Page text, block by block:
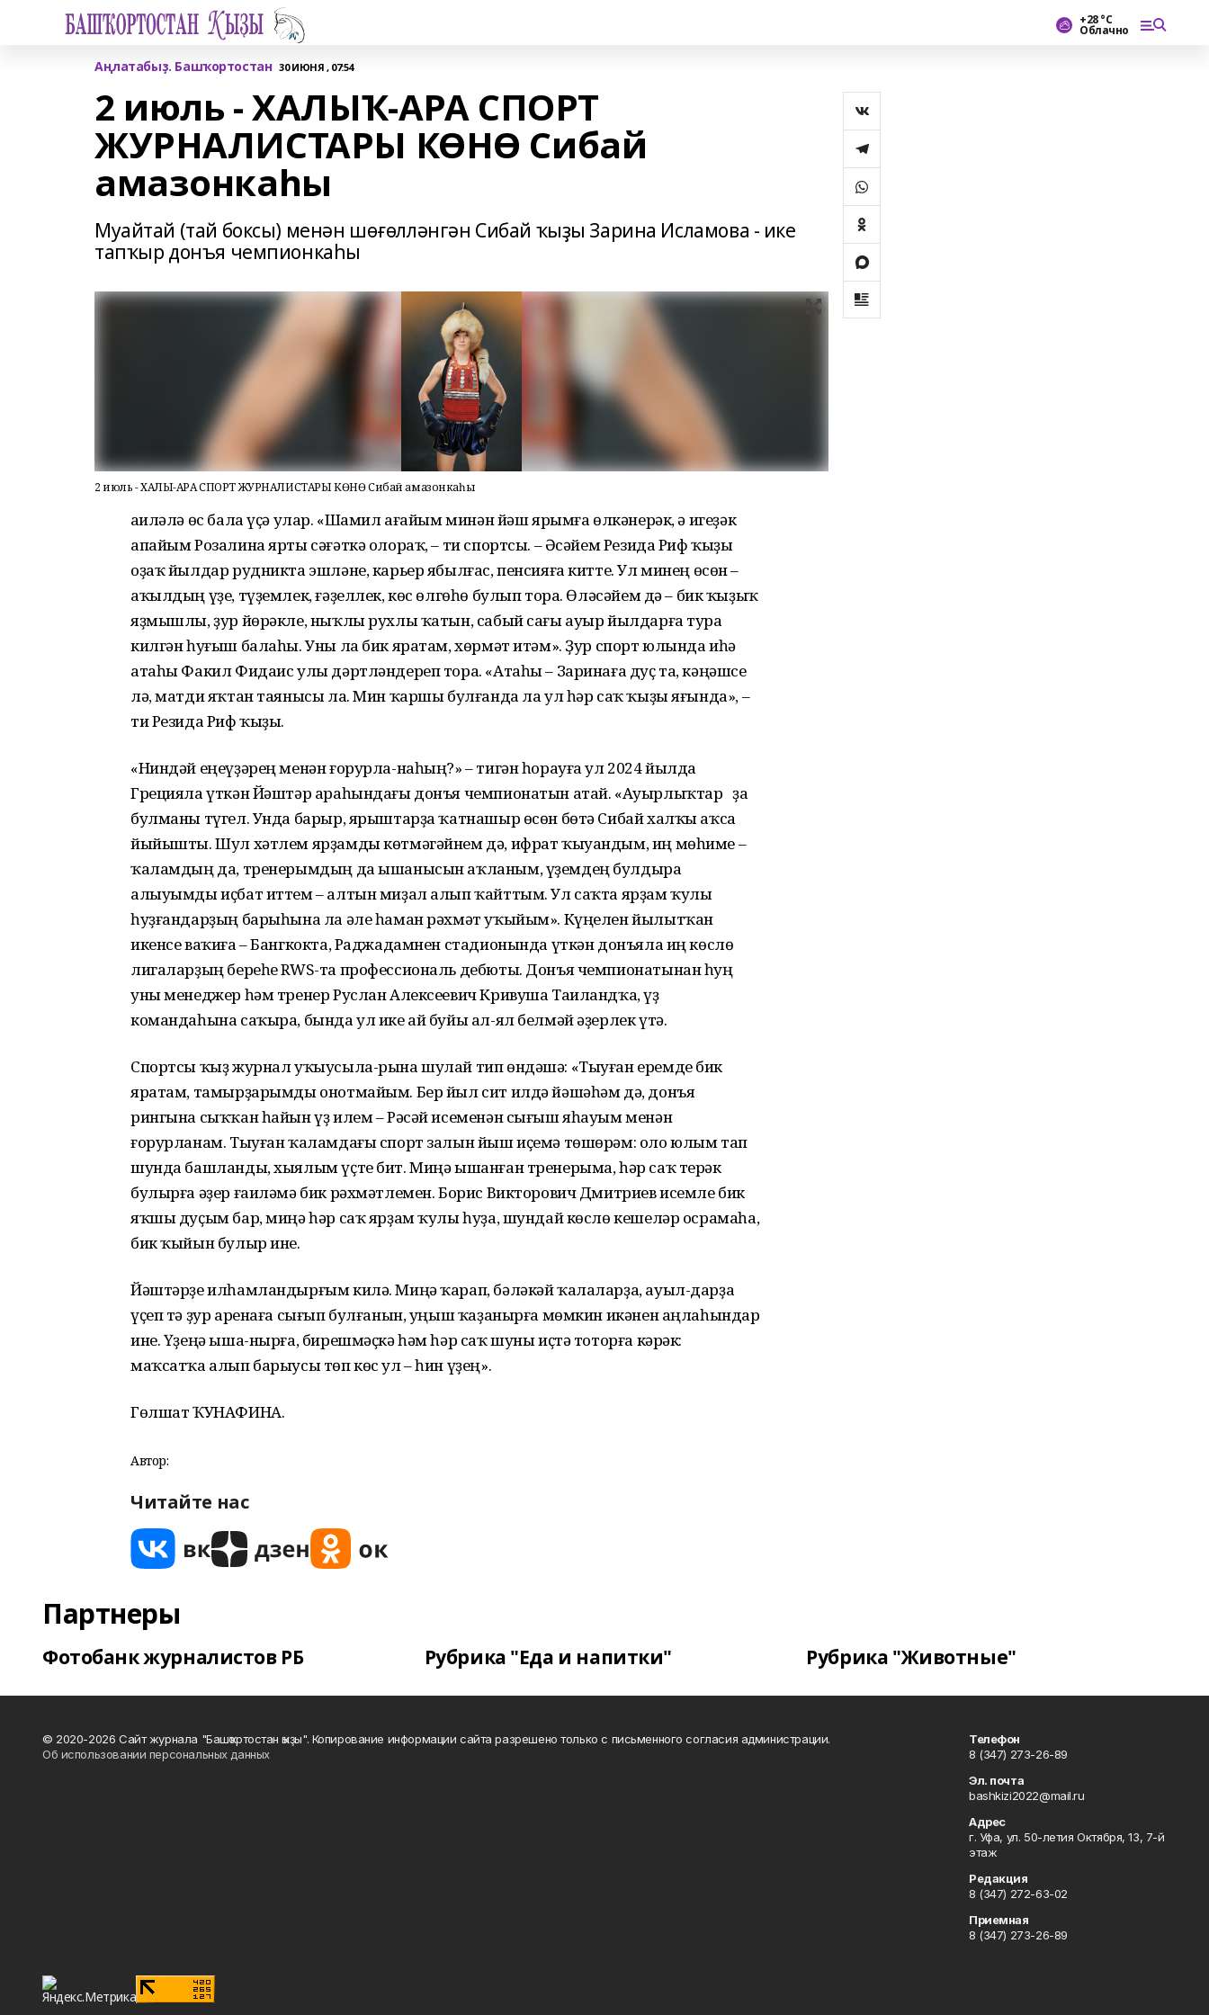
+28 °С
Облачно
Аңлатабыҙ. Башҡортостан 30 ИЮНЯ , 07:54
2 июль - ХАЛЫҠ-АРА СПОРТ
ЖУРНАЛИСТАРЫ КӨНӨ Сибай
амазонкаһы
Муайтай (тай боксы) менән шөғөлләнгән Сибай ҡыҙы Зарина Исламова - ике
тапҡыр донъя чемпионкаһы
2 июль - ХАЛЫҠ-АРА СПОРТ ЖУРНАЛИСТАРЫ КӨНӨ Сибай амазонкаһы
Ғаиләлә өс бала үҫә улар. «Шамил ағайым минән йәш ярымға өлкәнерәк, ә игеҙәк
апайым Розалина ярты сәғәткә олораҡ, – ти спортсы. – Әсәйем Резида Риф ҡыҙы
оҙаҡ йылдар рудникта эшләне, карьер ябылғас, пенсияға китте. Ул минең өсөн –
аҡылдың үҙе, түҙемлек, ғәҙеллек, көс өлгөһө булып тора. Өләсәйем дә – бик ҡыҙыҡ
яҙмышлы, ҙур йөрәкле, ныҡлы рухлы ҡатын, сабый сағы ауыр йылдарға тура
килгән һуғыш балаһы. Уны ла бик яратам, хөрмәт итәм». Ҙур спорт юлында иһә
атаһы Факил Фидаис улы дәртләндереп тора. «Атаһы – Заринаға дуҫ та, кәңәшсе
лә, матди яҡтан таянысы ла. Мин ҡаршы булғанда ла ул һәр саҡ ҡыҙы яғында», –
ти Резида Риф ҡыҙы.
«Ниндәй еңеүҙәрең менән ғорурла-наһың?» – тигән һорауға ул 2024 йылда
Грецияла үткән Йәштәр араһындағы донъя чемпионатын атай. «Ауырлыҡтар ҙа
булманы түгел. Унда барыр, ярыштарҙа ҡатнашыр өсөн бөтә Сибай халҡы аҡса
йыйышты. Шул хәтлем ярҙамды көтмәгәйнем дә, ифрат ҡыуандым, иң мөһиме –
ҡаламдың да, тренерымдың да ышанысын аҡланым, үҙемдең булдыра
алыуымды иҫбат иттем – алтын миҙал алып ҡайттым. Ул саҡта ярҙам ҡулы
һуҙғандарҙың барыһына ла әле һаман рәхмәт уҡыйым». Күңелен йылытҡан
икенсе ваҡиға – Бангкокта, Раджадамнен стадионында үткән донъяла иң көслө
лигаларҙың береһе RWS-та профессиональ дебюты. Донъя чемпионатынан һуң
уны менеджер һәм тренер Руслан Алексеевич Кривуша Таиландҡа, үҙ
командаһына саҡыра, бында ул ике ай буйы ал-ял белмәй әҙерлек үтә.
Спортсы ҡыҙ журнал уҡыусыла-рына шулай тип өндәшә: «Тыуған еремде бик
яратам, тамырҙарымды онотмайым. Бер йыл сит илдә йәшәһәм дә, донъя
рингына сыҡҡан һайын үҙ илем – Рәсәй исеменән сығыш яһауым менән
ғорурланам. Тыуған ҡаламдағы спорт залын йыш иҫемә төшөрәм: оло юлым тап
шунда башланды, хыялым үҫте бит. Миңә ышанған тренерыма, һәр саҡ терәк
булырға әҙер ғаиләмә бик рәхмәтлемен. Борис Викторович Дмитриев исемле бик
яҡшы дуҫым бар, миңә һәр саҡ ярҙам ҡулы һуҙа, шундай көслө кешеләр осрамаһа,
бик ҡыйын булыр ине.
Йәштәрҙе илһамландырғым килә. Миңә ҡарап, бәләкәй ҡалаларҙа, ауыл-дарҙа
үҫеп тә ҙур аренаға сығып булғанын, уңыш ҡаҙанырға мөмкин икәнен аңлаһындар
ине. Үҙеңә ыша-нырға, бирешмәҫкә һәм һәр саҡ шуны иҫтә тоторға кәрәк:
маҡсатҡа алып барыусы төп көс ул – һин үҙең».
Гөлшат ҠУНАФИНА.
Автор:
Читайте нас
Партнеры
Фотобанк журналистов РБ Рубрика "Еда и напитки" Рубрика "Животные"
© 2020-2026 Сайт журнала "Башҡортостан ҡыҙы". Копирование информации сайта разрешено только с письменного согласия администрации.
Об использовании персональных данных
Телефон
8 (347) 273-26-89
Эл. почта
bashkizi2022@mail.ru
Адрес
г. Уфа, ул. 50-летия Октября, 13, 7-й
этаж
Редакция
8 (347) 272-63-02
Приемная
8 (347) 273-26-89